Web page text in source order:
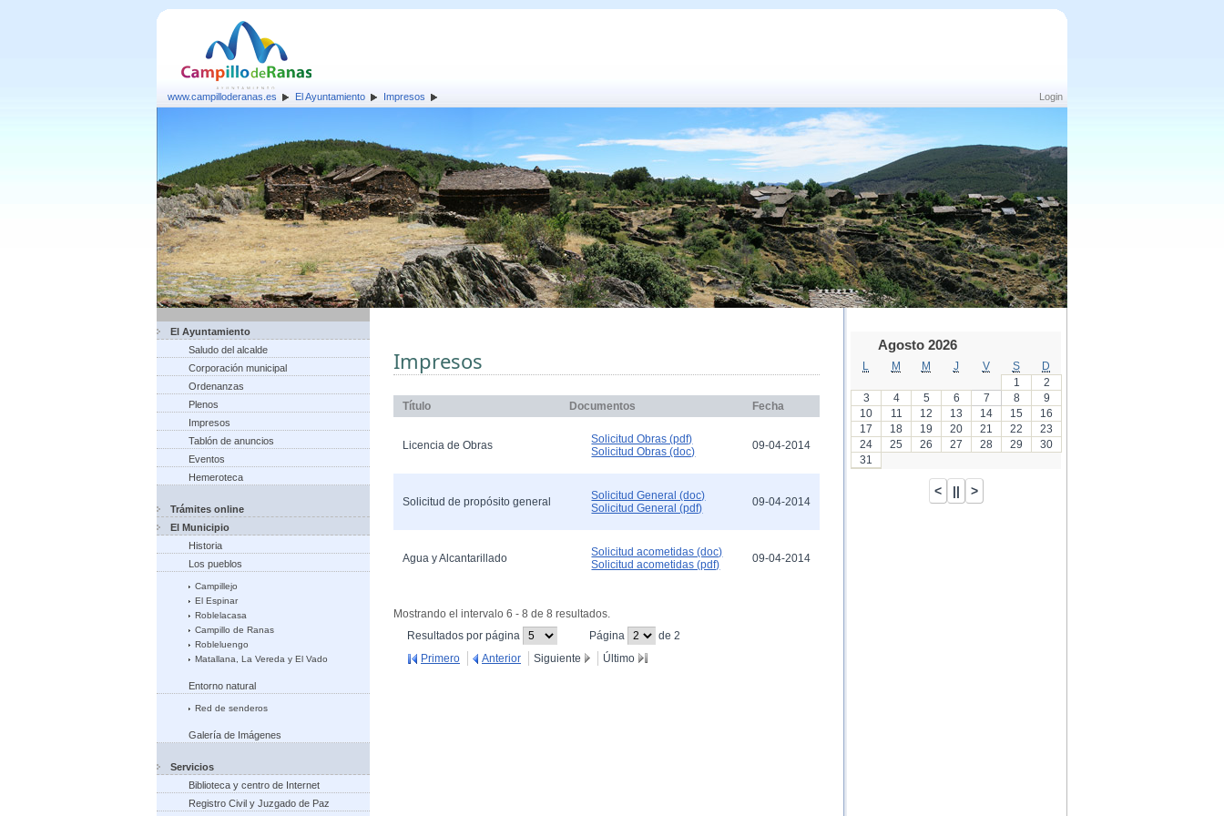
Login
www.campilloderanas.es El Ayuntamiento Impresos
El Ayuntamiento
Saludo del alcalde
Corporación municipal
Ordenanzas
Plenos
Impresos
Tablón de anuncios
Eventos
Hemeroteca
Trámites online
El Municipio
Historia
Los pueblos
Campillejo
El Espinar
Roblelacasa
Campillo de Ranas
Robleluengo
Matallana, La Vereda y El Vado
Entorno natural
Red de senderos
Galería de Imágenes
Servicios
Biblioteca y centro de Internet
Registro Civil y Juzgado de Paz
Impresos
Título Documentos Fecha
Licencia de Obras
Solicitud Obras (pdf)
Solicitud Obras (doc)
09-04-2014
Solicitud de propósito general
Solicitud General (doc)
Solicitud General (pdf)
09-04-2014
Agua y Alcantarillado
Solicitud acometidas (doc)
Solicitud acometidas (pdf)
09-04-2014
Mostrando el intervalo 6 - 8 de 8 resultados.
Resultados por página
(Cambiar el valor de este campo provocará que se
recargue la página.)
Página
(Cambiar el valor de este campo
provocará que se recargue la página.)
de 2
Primero
Anterior Siguiente Último
Agosto 2026
M M J V S
D
1
2
3
4 5 6 7 8
9
10
11 12 13 14 15
16
17
18 19 20 21 22
23
24
25 26 27 28 29
30
31